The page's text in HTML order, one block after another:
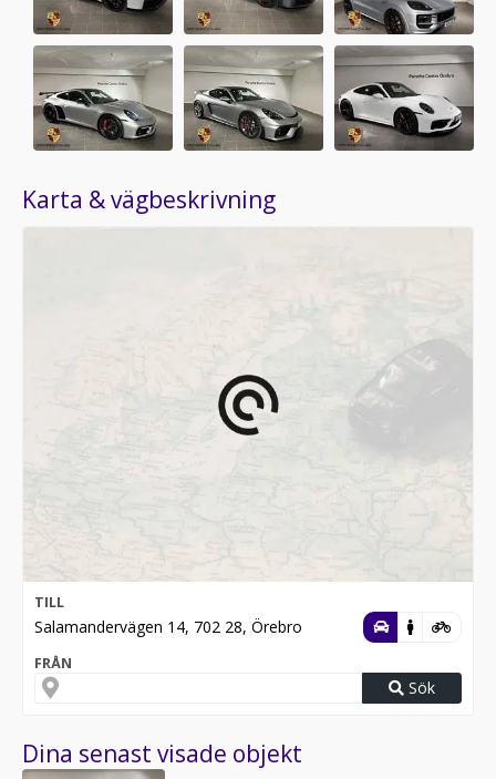
Karta & vägbeskrivning
TILL
Salamandervägen 14, 702 28, Örebro
FRÅN
Sök
Dina senast visade objekt